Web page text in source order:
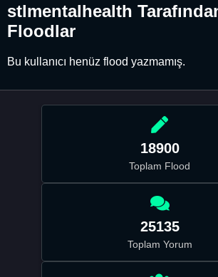
stlmentalhealth
Floodlar
Bu kullanıcı henüz flood yazmamış.
18900
Toplam Flood
25135
Toplam Yorum